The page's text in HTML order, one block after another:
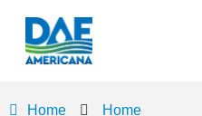
Home Home